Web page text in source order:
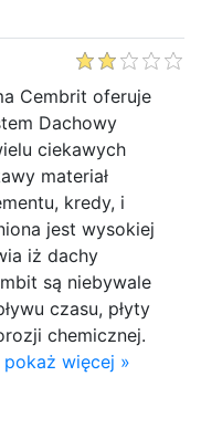
Cembrit oferuje
Dachowy
ciekawych
materiał
kredy, i
jest wysokiej
iż dachy
są niebywale
czasu, płyty
chemicznej.
pokaż więcej »